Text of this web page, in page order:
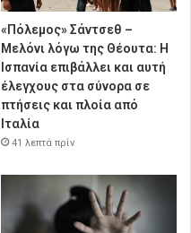
«Πόλεμος» Σάντσεθ –
Μελόνι λόγω της Θέουτα: Η
Ισπανία επιβάλλει και αυτή
έλεγχους στα σύνορα σε
πτήσεις και πλοία από
Ιταλία
41 λεπτά πρίν